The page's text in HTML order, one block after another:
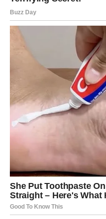
LJUBAVNI PAR
Ako si izabrao/la treći
najromantičnija ljubavna
Tvoje srce je dugo čekalo
nekada pravio/la da ti nije
ljubavi, duboko u sebi
te negdje čeka osoba koja
Ljeto koje dolazi moglo bi
Zvijezde pokazuju
ili poznanstvo koje će
Ono što je posebno jeste
donijeti osjećaj mira. Neće